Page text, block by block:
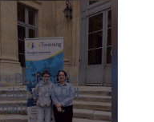
« Bridging Art
de DNL